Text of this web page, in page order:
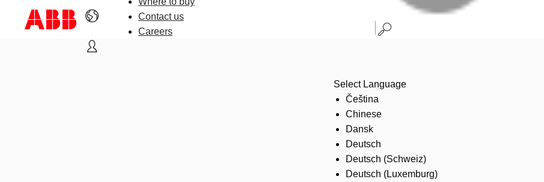
Contact us
Careers
Select Language
Čeština
Chinese
Dansk
Deutsch
Deutsch (Schweiz)
Deutsch (Luxemburg)